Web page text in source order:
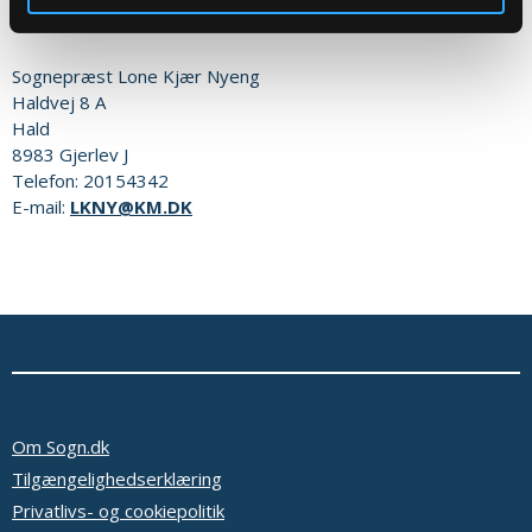
Eller til:
Sognepræst Lone Kjær Nyeng
Haldvej 8 A
Hald
8983 Gjerlev J
Telefon: 20154342
E-mail: LKNY@KM.DK
Om Sogn.dk
Tilgængelighedserklæring
Privatlivs- og cookiepolitik